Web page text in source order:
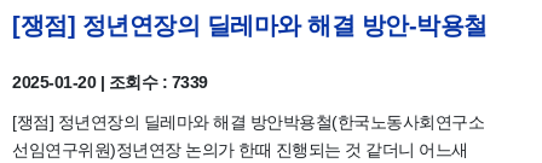
[쟁점] 정년연장의 딜레마와 해결 방안-박용철
2025-01-20 | 조회수 : 7339
[쟁점] 정년연장의 딜레마와 해결 방안박용철(한국노동사회연구소
선임연구위원)정년연장 논의가 한때 진행되는 것 같더니 어느새